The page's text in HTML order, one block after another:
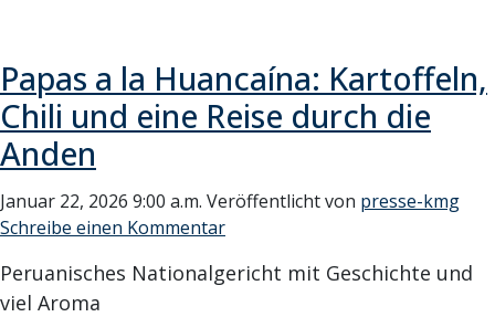
Papas a la Huancaína: Kartoffeln,
Chili und eine Reise durch die
Anden
Januar 22, 2026 9:00 a.m. Veröffentlicht von presse-kmg
Schreibe einen Kommentar
Peruanisches Nationalgericht mit Geschichte und
viel Aroma